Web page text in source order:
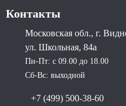
Контакты
Московская обл., г.
ул. Школьная, 84а
Пн-Пт: с 09.00 до 18.00
Сб-Вс: выходной
+7 (499) 500-38-60